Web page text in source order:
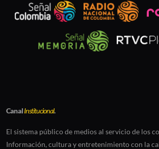
CanalInstitucional.
El sistema público de medios al servicio de los
Información, cultura y entretenimiento con la